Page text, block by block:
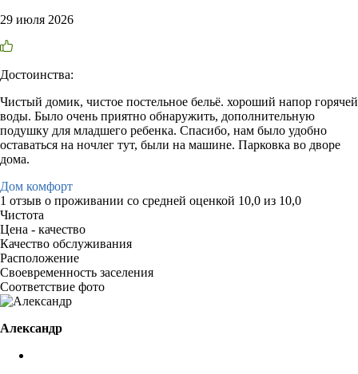
29 июля 2026
Достоинства:
Чистый домик, чистое постельное бельё. хороший напор горячей
воды. Было очень приятно обнаружить, дополнительную
подушку для младшего ребенка. Спасибо, нам было удобно
оставаться на ночлег тут, были на машине. Парковка во дворе
дома.
Дом комфорт
1 отзыв о проживании со средней оценкой 10,0 из 10,0
Чистота
Цена - качество
Качество обслуживания
Расположение
Своевременность заселения
Соответствие фото
Александр